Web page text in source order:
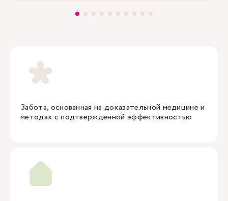
Забота, основанная на доказательной медицине и
методах с подтвержденной эффективностью